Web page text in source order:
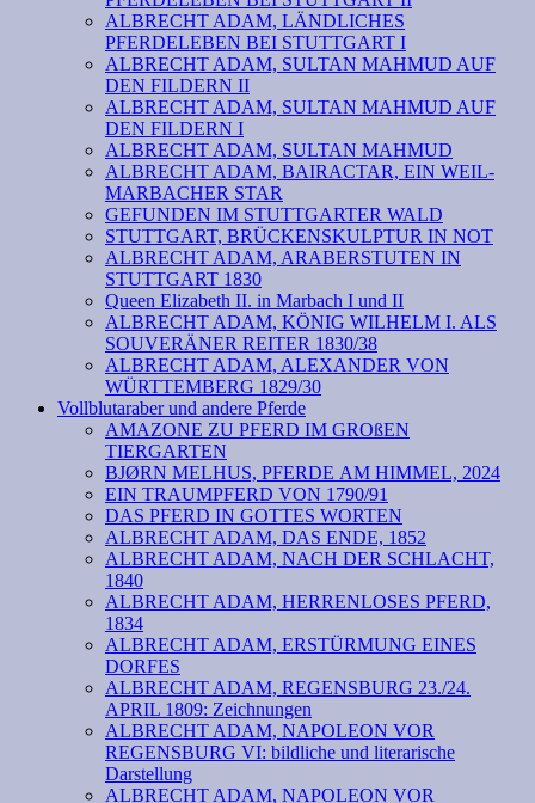
ALBRECHT ADAM, LÄNDLICHES
PFERDELEBEN BEI STUTTGART I
ALBRECHT ADAM, SULTAN MAHMUD AUF
DEN FILDERN II
ALBRECHT ADAM, SULTAN MAHMUD AUF
DEN FILDERN I
ALBRECHT ADAM, SULTAN MAHMUD
ALBRECHT ADAM, BAIRACTAR, EIN WEIL-
MARBACHER STAR
GEFUNDEN IM STUTTGARTER WALD
STUTTGART, BRÜCKENSKULPTUR IN NOT
ALBRECHT ADAM, ARABERSTUTEN IN
STUTTGART 1830
Queen Elizabeth II. in Marbach I und II
ALBRECHT ADAM, KÖNIG WILHELM I. ALS
SOUVERÄNER REITER 1830/38
ALBRECHT ADAM, ALEXANDER VON
WÜRTTEMBERG 1829/30
Vollblutaraber und andere Pferde
AMAZONE ZU PFERD IM GROßEN
TIERGARTEN
BJØRN MELHUS, PFERDE AM HIMMEL, 2024
EIN TRAUMPFERD VON 1790/91
DAS PFERD IN GOTTES WORTEN
ALBRECHT ADAM, DAS ENDE, 1852
ALBRECHT ADAM, NACH DER SCHLACHT,
1840
ALBRECHT ADAM, HERRENLOSES PFERD,
1834
ALBRECHT ADAM, ERSTÜRMUNG EINES
DORFES
ALBRECHT ADAM, REGENSBURG 23./24.
APRIL 1809: Zeichnungen
ALBRECHT ADAM, NAPOLEON VOR
REGENSBURG VI: bildliche und literarische
Darstellung
ALBRECHT ADAM, NAPOLEON VOR